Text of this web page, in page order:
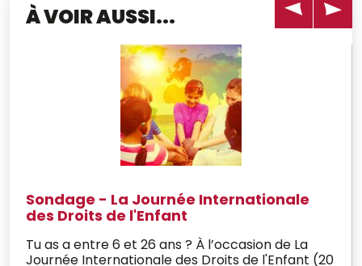
À VOIR AUSSI...
Sondage - La Journée Internationale
des Droits de l'Enfant
Tu as a entre 6 et 26 ans ? À l’occasion de La
Journée Internationale des Droits de l'Enfant (20